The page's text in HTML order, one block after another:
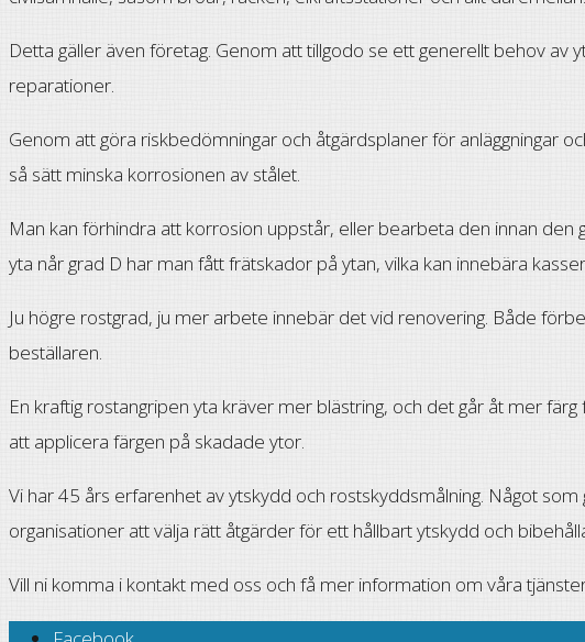
Detta gäller även företag. Genom att tillgodo se ett generellt behov
reparationer.
Genom att göra riskbedömningar och åtgärdsplaner för anläggningar
så sätt minska korrosionen av stålet.
Man kan förhindra att korrosion uppstår, eller bearbeta den innan den
yta når grad D har man fått frätskador på ytan, vilka kan innebära
Ju högre rostgrad, ju mer arbete innebär det vid renovering. Både
beställaren.
En kraftig rostangripen yta kräver mer blästring, och det går åt mer
att applicera färgen på skadade ytor.
Vi har 45 års erfarenhet av ytskydd och rostskyddsmålning. Något
organisationer att välja rätt åtgärder för ett hållbart ytskydd och
Vill ni komma i kontakt med oss och få mer information om våra